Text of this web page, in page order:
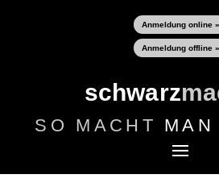
Anmeldung online »
Anmeldung offline »
schwarz
SO MACHT